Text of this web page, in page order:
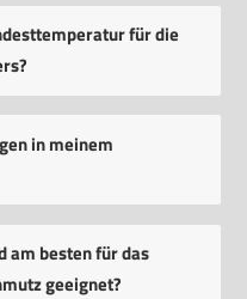
für die
in meinem
am besten für das
geeignet?